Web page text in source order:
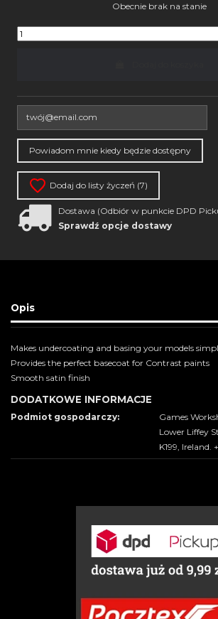
Obecnie brak na stanie
Dodaj do listy życzeń (7)
Dostawa (Odbiór w punkcie DPD
Sprawdź opcje dostawy
Opis
Makes undercoating and basing your models
Provides the perfect basecoat for Contrast paints
Smooth satin finish
DODATKOWE INFORMACJE
Podmiot gospodarczy:
Games
Lower Liffey
K199, Ireland.